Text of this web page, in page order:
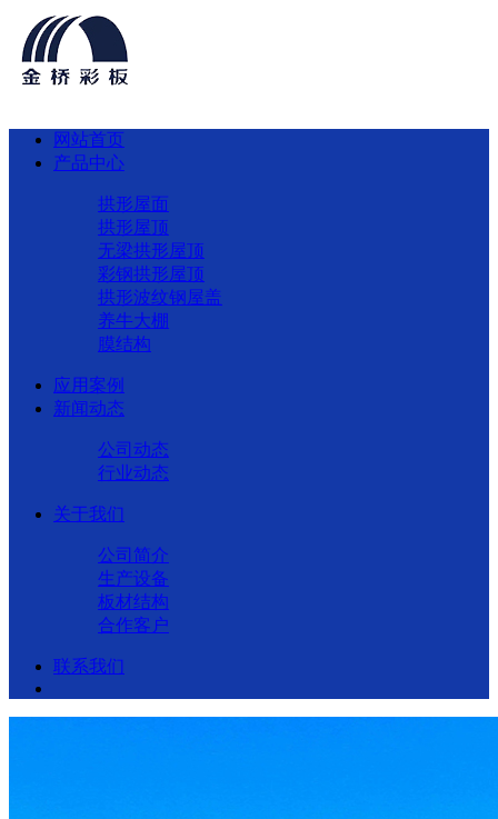
网站首页
产品中心
拱形屋面
拱形屋顶
无梁拱形屋顶
彩钢拱形屋顶
拱形波纹钢屋盖
养牛大棚
膜结构
应用案例
新闻动态
公司动态
行业动态
关于我们
公司简介
生产设备
板材结构
合作客户
联系我们